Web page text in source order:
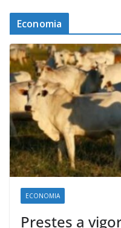
Economia
ECONOMIA
Prestes a